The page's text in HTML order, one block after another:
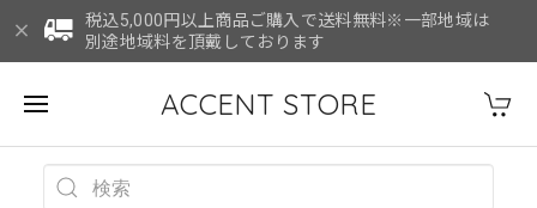
税込5,000円以上商品ご購入で送料無料※一部地域は
別途地域料を頂戴しております
ACCENT STORE